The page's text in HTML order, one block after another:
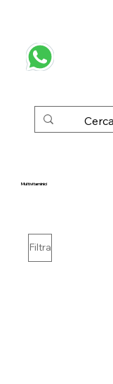
Multivitaminici
Filtra